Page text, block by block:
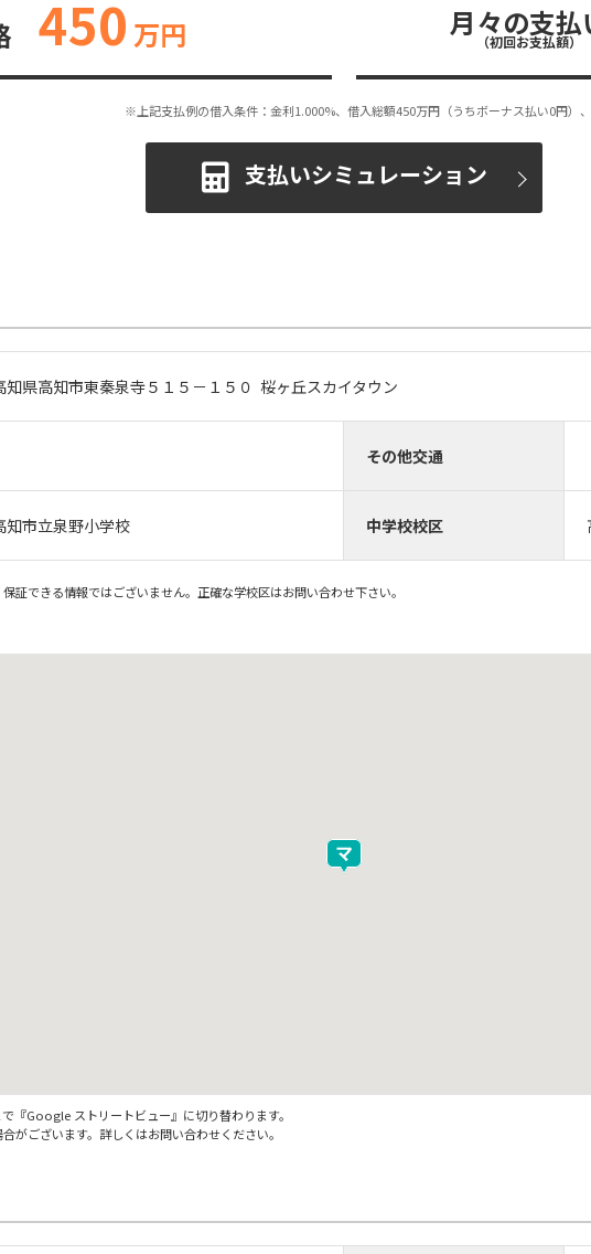
450 万円 月々の支払
（初回お支払額）
※上記支払例の借入条件：金利1.000%、借入総額450万円（うちボーナス払い0円）
支払いシミュレーション
知県高知市東秦泉寺５１５－１５０ 桜ヶ丘スカイタウン
その他交通
知市立泉野小学校 中学校校区
証できる情報ではございません。正確な学校区はお問い合わせ下さい。
『Google ストリートビュー』に切り替わります。
がございます。詳しくはお問い合わせください。